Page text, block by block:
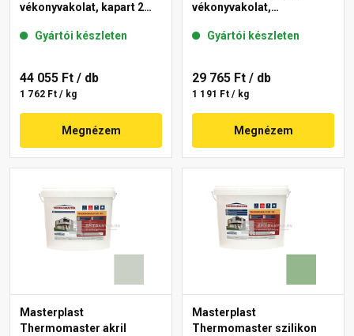
vékonyvakolat, kapart 2
Gyártói készleten
44 055 Ft / db
1 762 Ft / kg
Megnézem
vékonyvakolat,
41-E 25 kg
Gyártói készleten
29 765 Ft / db
1 191 Ft / kg
Megnézem
Masterplast
Thermomaster akril
Masterplast
Thermomaster szilikon